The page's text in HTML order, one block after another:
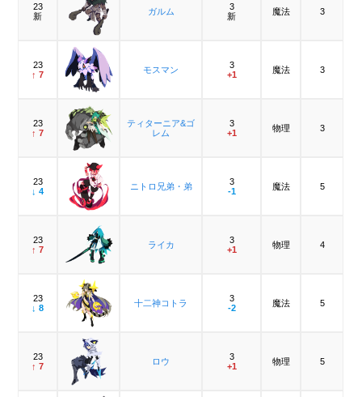
23
新
ガルム
3
新
魔法 3
23
↑ 7
モスマン
3
+1
魔法 3
23
↑ 7
ティターニア&ゴ
レム
3
+1
物理 3
23
↓ 4
ニトロ兄弟・弟
3
-1
魔法 5
23
↑ 7
ライカ
3
+1
物理 4
23
↓ 8
十二神コトラ
3
-2
魔法 5
23
↑ 7
ロウ
3
+1
物理 5